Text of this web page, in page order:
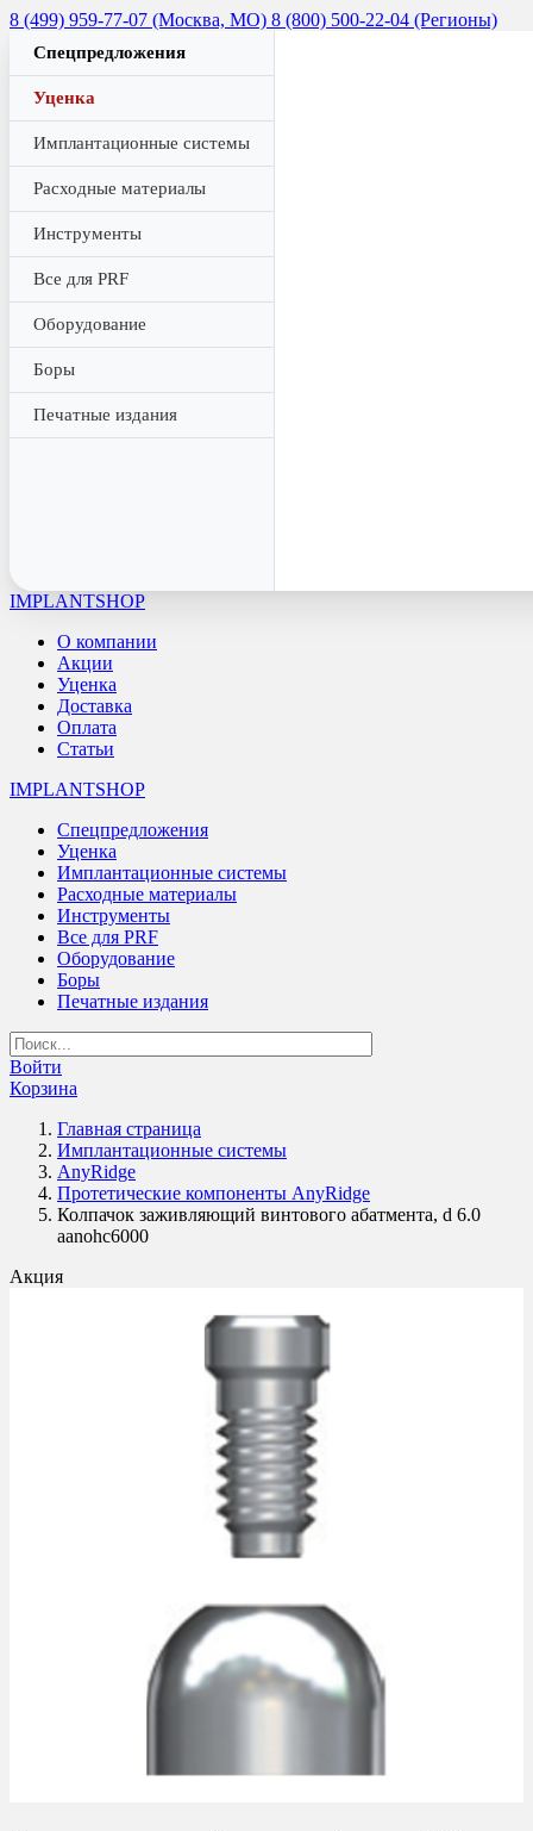
8 (499) 959-77-07 (Москва, МО) 8 (800) 500-22-04 (Регионы)
Спецпредложения
Уценка
Имплантационные системы
Расходные материалы
Инструменты
Все для PRF
Оборудование
Боры
Печатные издания
IMPLANTSHOP
О компании
Акции
Уценка
Доставка
Оплата
Статьи
IMPLANTSHOP
Спецпредложения
Уценка
Имплантационные системы
Расходные материалы
Инструменты
Все для PRF
Оборудование
Боры
Печатные издания
Войти
Корзина
Главная страница
Имплантационные системы
AnyRidge
Протетические компоненты AnyRidge
Колпачок заживляющий винтового абатмента, d 6.0
aanohc6000
Акция